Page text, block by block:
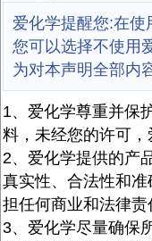
爱化学提醒您:在使
您可以选择不使用
为对本声明全部内
1、爱化学尊重并保
料，未经您的许可，
2、爱化学提供的产
真实性、合法性和
担任何商业和法律责
3、爱化学尽量确保